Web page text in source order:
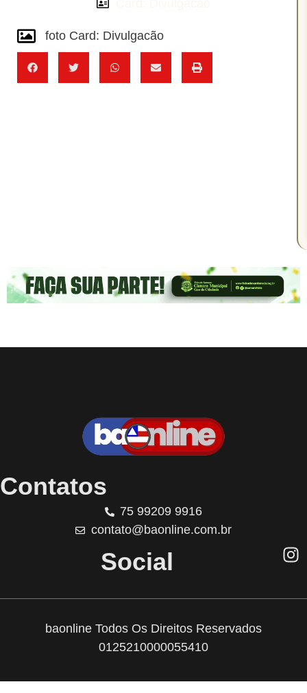
foto Card: Divulgacão
Contatos
75 99209 9916
contato@baonline.com.br
Social
baonline Todos Os Direitos Reservados
0125210000055410